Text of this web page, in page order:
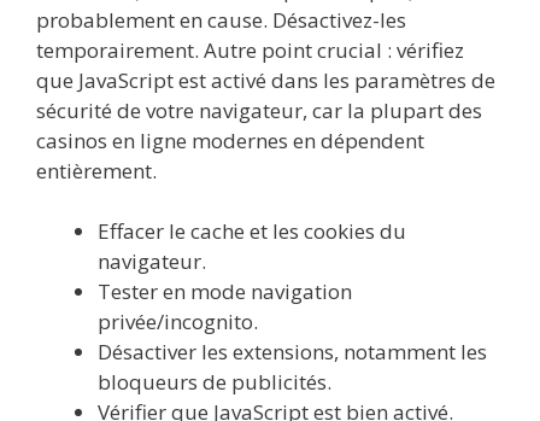
probablement en cause. Désactivez-les
temporairement. Autre point crucial : vérifiez
que JavaScript est activé dans les paramètres de
sécurité de votre navigateur, car la plupart des
casinos en ligne modernes en dépendent
entièrement.
Effacer le cache et les cookies du
navigateur.
Tester en mode navigation
privée/incognito.
Désactiver les extensions, notamment les
bloqueurs de publicités.
Vérifier que JavaScript est bien activé.